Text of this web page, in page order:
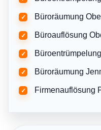
✓ Büroräumung
✓ Büroauflösung
✓
✓ Büroräumung
✓ Firmenauflösung